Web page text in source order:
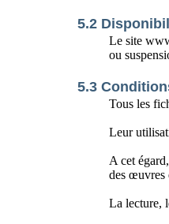
5.2
Le site
ou
5.3
Tous les
Leur
A cet
des œuvres
La lecture,